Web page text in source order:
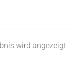
wird angezeigt